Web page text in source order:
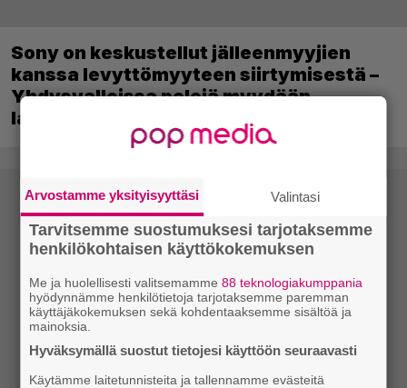
Sony on keskustellut jälleenmyyjien
kanssa levyttömyyteen siirtymisestä –
Yhdysvalloissa pelejä myydään
latauskoodin sisältävissä koteloissa
Arvostamme yksityisyyttäsi Valintasi
Tarvitsemme suostumuksesi tarjotaksemme
henkilökohtaisen käyttökokemuksen
Me ja huolellisesti valitsemamme88 teknologiakumppania
hyödynnämme henkilötietoja tarjotaksemme paremman
käyttäjäkokemuksen sekä kohdentaaksemme sisältöä ja
mainoksia.
Hyväksymällä suostut tietojesi käyttöön seuraavasti
Käytämme laitetunnisteita ja tallennamme evästeitä